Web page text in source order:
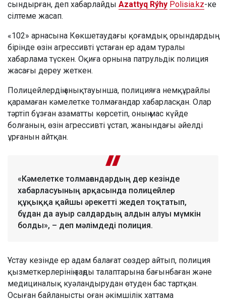
сындырған, деп хабарлайды Azattyq Rýhy Polisia.kz-ке
сілтеме жасап.
«102» арнасына Көкшетаудағы қоғамдық орындардың
бірінде өзін агрессивті ұстаған ер адам туралы
хабарлама түскен. Оқиға орнына патрульдік полиция
жасағы дереу жеткен.
Полицейлердің анықтауынша, полицияға немқұрайлы
қарамаған кәмелетке толмағандар хабарласқан. Олар
тәртіп бұзған азаматты көрсетіп, оның мас күйде
болғанын, өзін агрессивті ұстап, жанындағы әйелді
ұрғанын айтқан.
«Кәмелетке толмағандардың дер кезінде
хабарласуының арқасында полицейлер
құқыққа қайшы әрекетті жедел тоқтатып,
бұдан да ауыр салдардың алдын алуы мүмкін
болды», – деп мәлімдеді полиция.
Ұстау кезінде ер адам балағат сөздер айтып, полиция
қызметкерлерінің заңды талаптарына бағынбаған және
медициналық куәландырудан өтуден бас тартқан.
Осыған байланысты оған әкімшілік хаттама